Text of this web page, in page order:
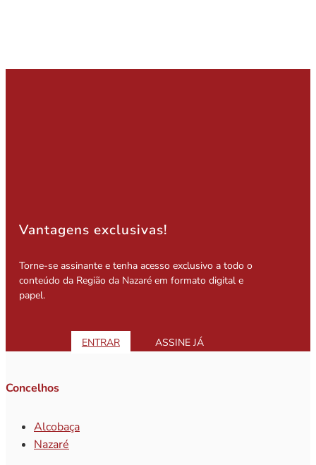
Vantagens exclusivas!
Torne-se assinante e tenha acesso exclusivo a todo o
conteúdo da Região da Nazaré em formato digital e
papel.
ENTRAR ASSINE JÁ
Concelhos
Alcobaça
Nazaré